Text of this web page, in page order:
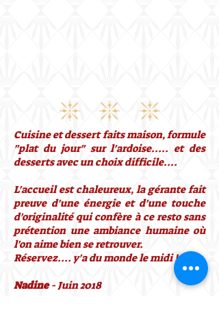
Cuisine et dessert faits maison, formule
"plat du jour" sur l'ardoise..... et des
desserts avec un choix difficile....
L'accueil est chaleureux, la gérante fait
preuve d'une énergie et d'une touche
d'originalité qui confère à ce resto sans
prétention une ambiance humaine où
l'on aime bien se retrouver.
Réservez.... y'a du monde le midi !
Nadine- Juin 2018